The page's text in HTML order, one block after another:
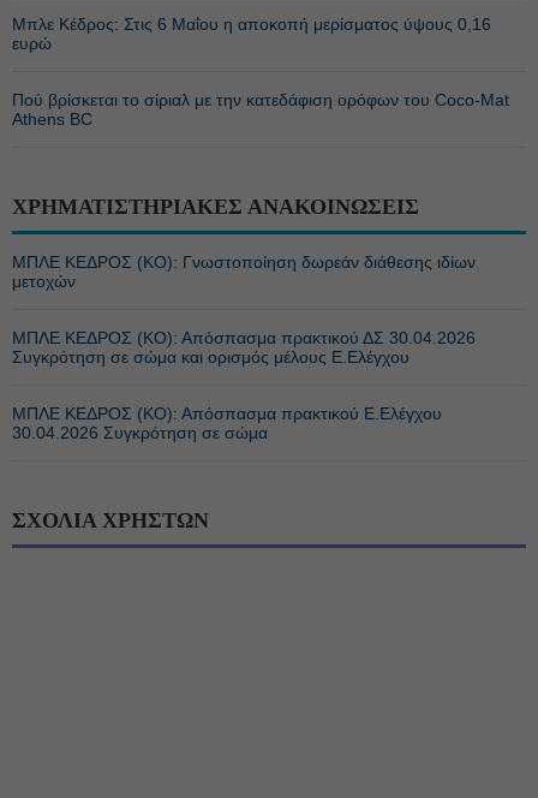
Μπλε Κέδρος: Στις 6 Μαΐου η αποκοπή μερίσματος ύψους 0,16
ευρώ
Πού βρίσκεται το σίριαλ με την κατεδάφιση ορόφων του Coco-Mat
Athens BC
ΧΡΗΜΑΤΙΣΤΗΡΙΑΚΕΣ ΑΝΑΚΟΙΝΩΣΕΙΣ
ΜΠΛΕ ΚΕΔΡΟΣ (ΚΟ): Γνωστοποίηση δωρεάν διάθεσης ιδίων
μετοχών
ΜΠΛΕ ΚΕΔΡΟΣ (ΚΟ): Απόσπασμα πρακτικού ΔΣ 30.04.2026
Συγκρότηση σε σώμα και ορισμός μέλους Ε.Ελέγχου
ΜΠΛΕ ΚΕΔΡΟΣ (ΚΟ): Απόσπασμα πρακτικού Ε.Ελέγχου
30.04.2026 Συγκρότηση σε σώμα
ΣΧΟΛΙΑ ΧΡΗΣΤΩΝ